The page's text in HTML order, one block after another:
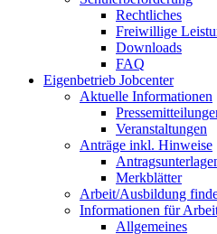
Rechtliches
Freiwillige
Downloads
FAQ
Eigenbetrieb Jobcenter
Aktuelle Informationen
Veranstaltungen
Anträge inkl. Hinweise
Merkblätter
Arbeit/Ausbildung
Informationen für
Allgemeines